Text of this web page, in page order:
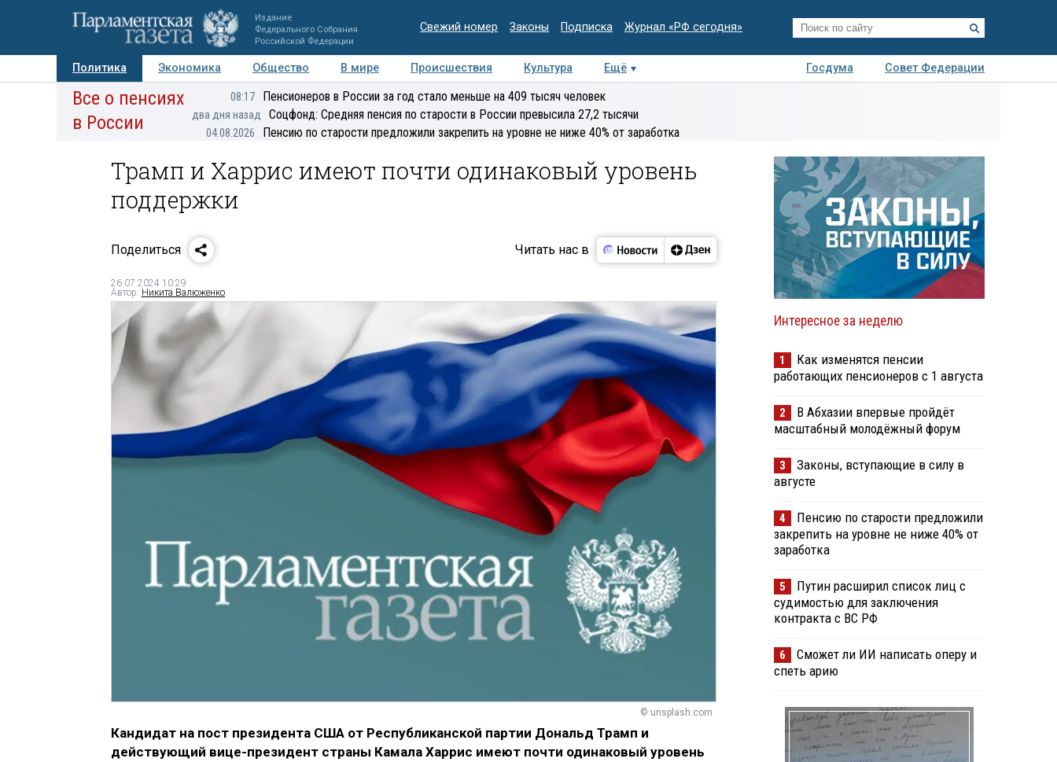
Издание
Федерального Собрания
Российской Федерации
Свежий номер Законы Подписка Журнал «РФ сегодня»
Политика Экономика Общество В мире Происшествия Культура Ещё Госдума
Совет Федерации
Авторы Персоны Мнения Регионы Медиацентр Интервью Колумнисты
Все о пенсиях
в России
08:17 Пенсионеров в России за год стало меньше на 409 тысяч человек
два дня назад Соцфонд: Средняя пенсия по старости в России превысила 27,2 тысячи
04.08.2026 Пенсию по старости предложили закрепить на уровне не ниже 40% от заработка
Трамп и Харрис имеют почти одинаковый уровень
поддержки
Поделиться Читать нас в
26.07.2024 10:29
Автор: Никита Валюженко
© unsplash.com
Кандидат на пост президента США от Республиканской партии Дональд Трамп и
действующий вице-президент страны Камала Харрис имеют почти одинаковый уровень
Интересное за неделю
1
Как изменятся пенсии
работающих пенсионеров с 1 августа
2
В Абхазии впервые пройдёт
масштабный молодёжный форум
3
Законы, вступающие в силу в
августе
4
Пенсию по старости предложили
закрепить на уровне не ниже 40% от
заработка
5
Путин расширил список лиц с
судимостью для заключения
контракта с ВС РФ
6
Сможет ли ИИ написать оперу и
спеть арию